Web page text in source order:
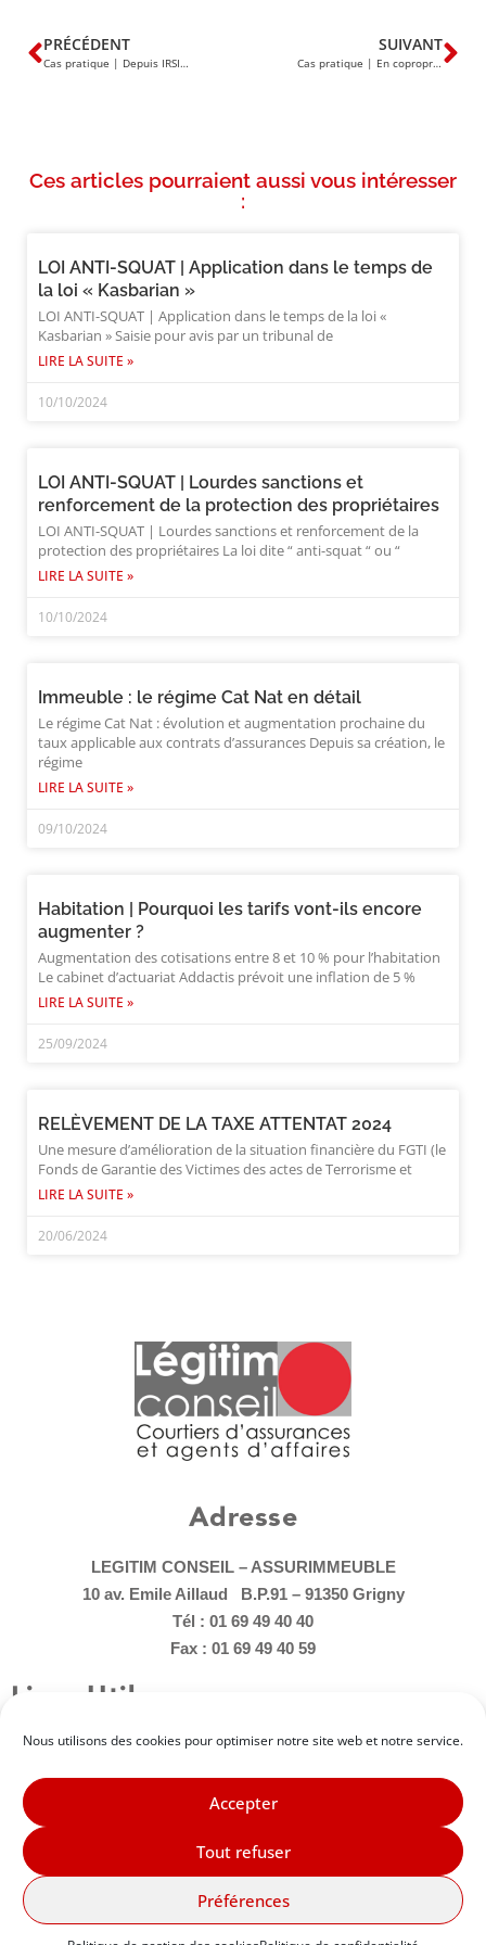
Nous utilisons des cookies pour optimiser notre site web et notre service.
Accepter
Tout refuser
Préférences
PRÉCÉDENT
Cas pratique | Depuis IRSI, une franchise dégât des eaux a t’elle encore un intérêt ?
SUIVANT
Cas pratique | En copropriété, quelles assurances interviennent en cas de vol avec effraction ?
Ces articles pourraient aussi vous intéresser
:
LOI ANTI-SQUAT | Application dans le temps de
la loi « Kasbarian »
LOI ANTI-SQUAT | Application dans le temps de la loi «
Kasbarian » Saisie pour avis par un tribunal de
LIRE LA SUITE »
10/10/2024
LOI ANTI-SQUAT | Lourdes sanctions et
renforcement de la protection des propriétaires
LOI ANTI-SQUAT | Lourdes sanctions et renforcement de la
protection des propriétaires La loi dite “ anti-squat “ ou “
LIRE LA SUITE »
10/10/2024
Immeuble : le régime Cat Nat en détail
Le régime Cat Nat : évolution et augmentation prochaine du
taux applicable aux contrats d’assurances Depuis sa création, le
régime
LIRE LA SUITE »
09/10/2024
Habitation | Pourquoi les tarifs vont-ils encore
augmenter ?
Augmentation des cotisations entre 8 et 10 % pour l’habitation
Le cabinet d’actuariat Addactis prévoit une inflation de 5 %
LIRE LA SUITE »
25/09/2024
RELÈVEMENT DE LA TAXE ATTENTAT 2024
Une mesure d’amélioration de la situation financière du FGTI (le
Fonds de Garantie des Victimes des actes de Terrorisme et
LIRE LA SUITE »
20/06/2024
Adresse
LEGITIM CONSEIL – ASSURIMMEUBLE
10 av. Emile Aillaud B.P.91 – 91350 Grigny
Tél : 01 69 49 40 40
Fax : 01 69 49 40 59
Liens Utiles
Contactez-nous
Charte de la Médiation
Confidentialité
Politique en matière de cookies
2022 Tous droits réservésUne réalisation Dilogis